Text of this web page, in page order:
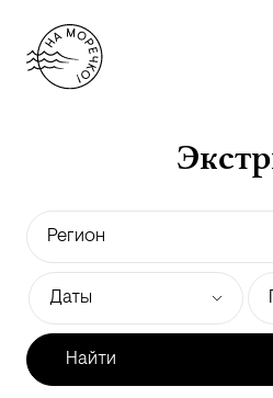
Регион
Даты
Найти